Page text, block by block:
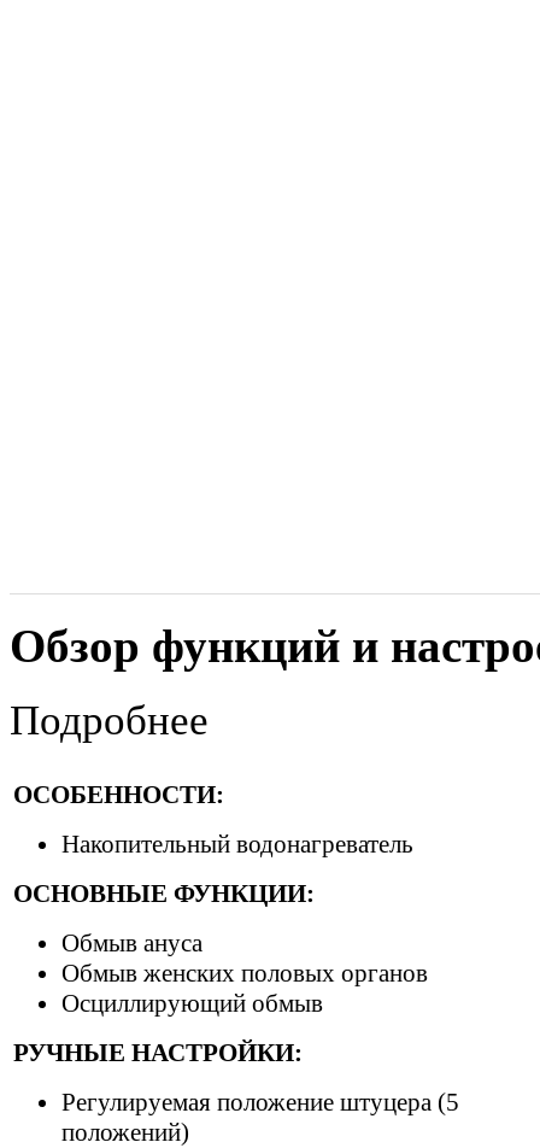
Обзор функций и
Подробнее
ОСОБЕННОСТИ:
Накопительный водонагреватель
ОСНОВНЫЕ ФУНКЦИИ:
Обмыв ануса
Обмыв женских половых органов
Осциллирующий обмыв
РУЧНЫЕ НАСТРОЙКИ:
Регулируемая положение штуцера (5
положений)